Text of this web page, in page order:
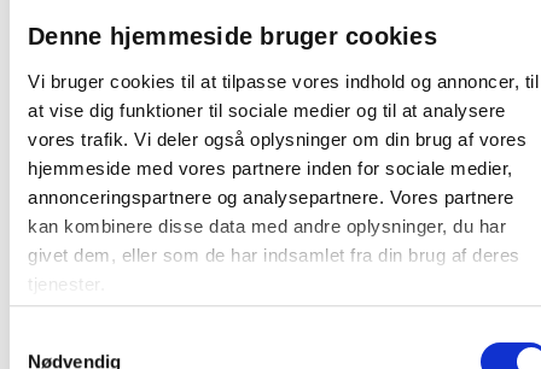
Denne hjemmeside bruger cookies
Vi bruger cookies til at tilpasse vores indhold og annoncer, til
at vise dig funktioner til sociale medier og til at analysere
vores trafik. Vi deler også oplysninger om din brug af vores
hjemmeside med vores partnere inden for sociale medier,
annonceringspartnere og analysepartnere. Vores partnere
kan kombinere disse data med andre oplysninger, du har
givet dem, eller som de har indsamlet fra din brug af deres
tjenester.
Nødvendig
Vigtige råd:
Opbevar hynder og stole tørt uden for sæson
Bord og stole tåler udendørs brug, men holder
længere med afdækning
Tør bordplade og stole af jævnligt for at bevare
farve og finish
Sørg for stabilt underlag for optimal komfort
Med Mirko havemøbelsæt
løsning, der nemt tilpasses både hverdagens behov og
efter år.